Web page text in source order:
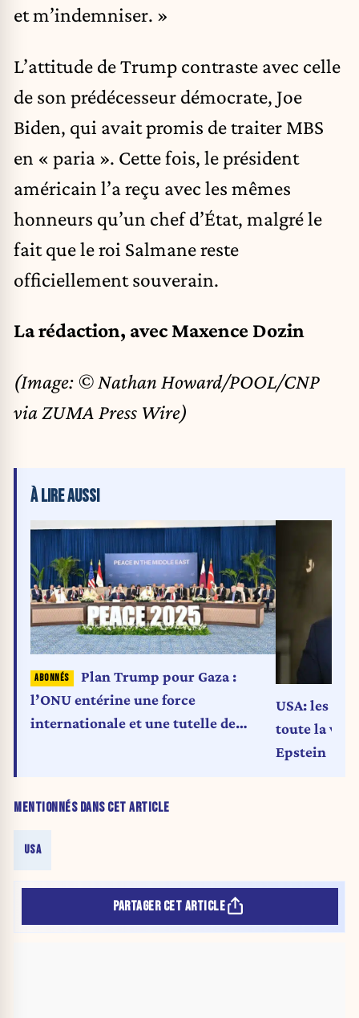
et m’indemniser. »
L’attitude de Trump contraste avec celle
de son prédécesseur démocrate, Joe
Biden, qui avait promis de traiter MBS
en « paria ». Cette fois, le président
américain l’a reçu avec les mêmes
honneurs qu’un chef d’État, malgré le
fait que le roi Salmane reste
officiellement souverain.
La rédaction, avec Maxence Dozin
(Image: © Nathan Howard/POOL/CNP
via ZUMA Press Wire)
MENTIONNÉS DANS CET ARTICLE
USA
À LIRE AUSSI
Plan Trump pour Gaza :
l’ONU entérine une force
internationale et une tutelle de
USA: les
toute la
Epstein
PARTAGER CET ARTICLE